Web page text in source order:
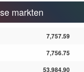
markten
7,757.59
7,756.75
53,984.90